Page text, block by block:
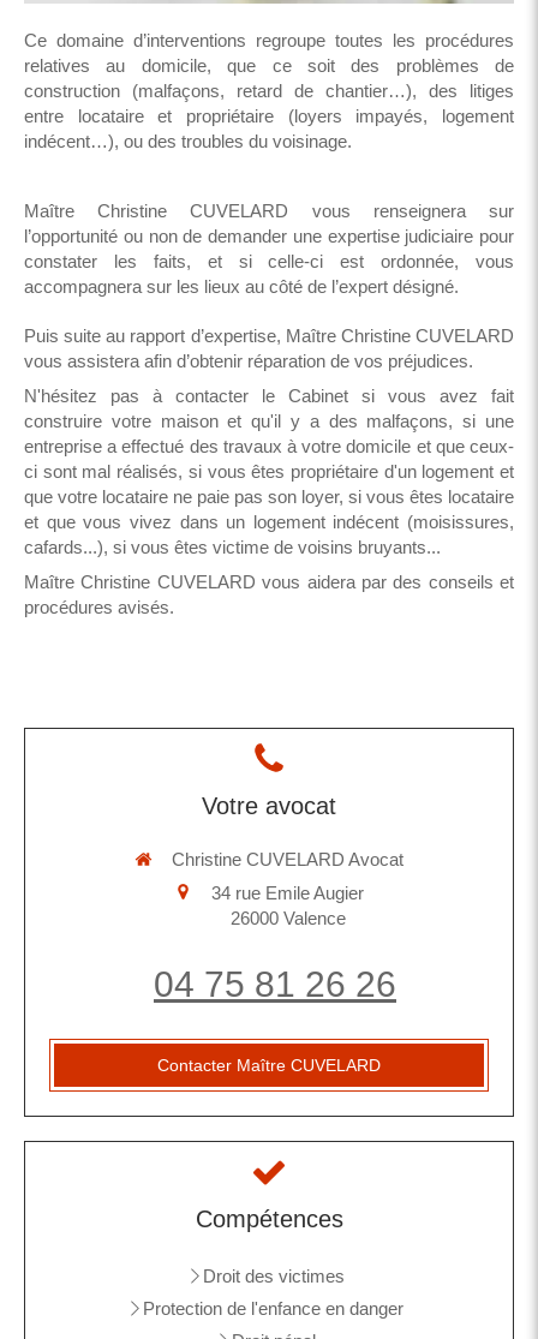
Ce domaine d’interventions regroupe toutes les procédures
relatives au domicile, que ce soit des problèmes de
construction (malfaçons, retard de chantier…), des litiges
entre locataire et propriétaire (loyers impayés, logement
indécent…), ou des troubles du voisinage.
Maître Christine CUVELARD vous renseignera sur
l’opportunité ou non de demander une expertise judiciaire pour
constater les faits, et si celle-ci est ordonnée, vous
accompagnera sur les lieux au côté de l’expert désigné.
Puis suite au rapport d’expertise, Maître Christine CUVELARD
vous assistera afin d’obtenir réparation de vos préjudices.
N'hésitez pas à contacter le Cabinet si vous avez fait
construire votre maison et qu'il y a des malfaçons, si une
entreprise a effectué des travaux à votre domicile et que ceux-
ci sont mal réalisés, si vous êtes propriétaire d'un logement et
que votre locataire ne paie pas son loyer, si vous êtes locataire
et que vous vivez dans un logement indécent (moisissures,
cafards...), si vous êtes victime de voisins bruyants...
Maître Christine CUVELARD vous aidera par des conseils et
procédures avisés.
Votre avocat
Christine CUVELARD Avocat
34 rue Emile Augier
26000 Valence
04 75 81 26 26
Contacter Maître CUVELARD
Compétences
Droit des victimes
Protection de l'enfance en danger